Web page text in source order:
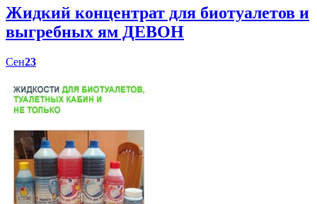
Жидкий концентрат для биотуалетов и
выгребных ям ДЕВОН
Сен23